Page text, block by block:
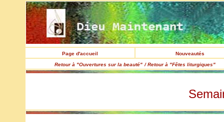
Page d'accueil
Nouveautés
Retour à "Ouvertures sur la beauté" / Retour à "Fêtes liturgiques"